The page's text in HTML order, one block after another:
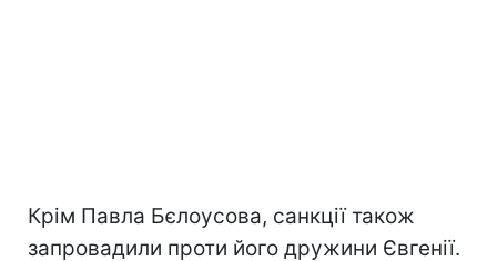
Крім Павла Бєлоусова, санкції також
запровадили проти його дружини Євгенії.